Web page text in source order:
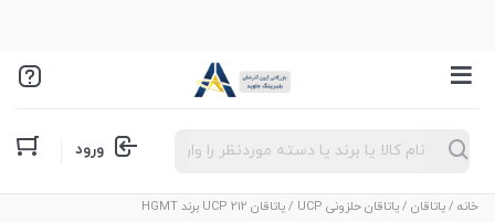
Products
search ورود
خانه /یاتاقان /یاتاقان حلزونی UCP / یاتاقان UCP 212 برند HGMT